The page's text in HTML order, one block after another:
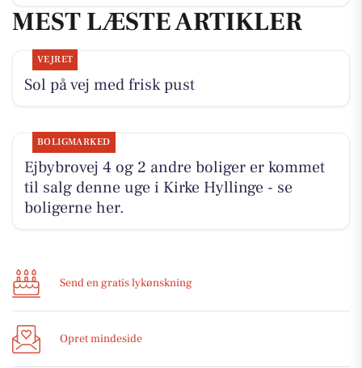
MEST LÆSTE ARTIKLER
VEJRET
Sol på vej med frisk pust
BOLIGMARKED
Ejbybrovej 4 og 2 andre boliger er kommet
til salg denne uge i Kirke Hyllinge - se
boligerne her.
Send en gratis lykønskning
Opret mindeside